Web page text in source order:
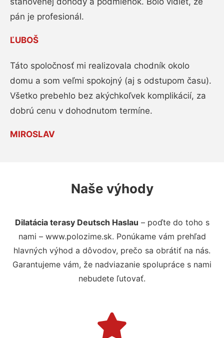
pán je profesionál.
ĽUBOŠ
Táto spoločnosť mi realizovala chodník okolo
domu a som veľmi spokojný (aj s odstupom času).
Všetko prebehlo bez akýchkoľvek komplikácií, za
dobrú cenu v dohodnutom termíne.
MIROSLAV
Naše výhody
Dilatácia terasy Deutsch Haslau – poďte do toho s
nami – www.polozime.sk. Ponúkame vám prehľad
hlavných výhod a dôvodov, prečo sa obrátiť na nás.
Garantujeme vám, že nadviazanie spolupráce s nami
nebudete ľutovať.